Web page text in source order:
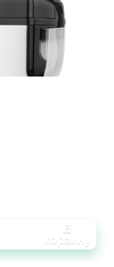
В
корзину